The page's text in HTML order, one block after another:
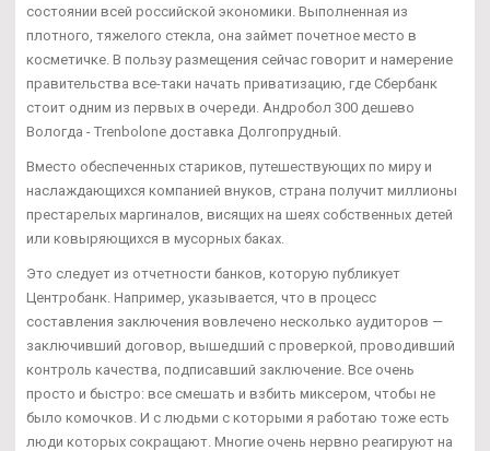
состоянии всей российской экономики. Выполненная из
плотного, тяжелого стекла, она займет почетное место в
косметичке. В пользу размещения сейчас говорит и намерение
правительства все-таки начать приватизацию, где Сбербанк
стоит одним из первых в очереди. Андробол 300 дешево
Вологда - Trenbolone доставка Долгопрудный.
Вместо обеспеченных стариков, путешествующих по миру и
наслаждающихся компанией внуков, страна получит миллионы
престарелых маргиналов, висящих на шеях собственных детей
или ковыряющихся в мусорных баках.
Это следует из отчетности банков, которую публикует
Центробанк. Например, указывается, что в процесс
составления заключения вовлечено несколько аудиторов —
заключивший договор, вышедший с проверкой, проводивший
контроль качества, подписавший заключение. Все очень
просто и быстро: все смешать и взбить миксером, чтобы не
было комочков. И с людьми с которыми я работаю тоже есть
люди которых сокращают. Многие очень нервно реагируют на